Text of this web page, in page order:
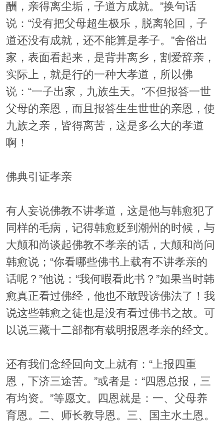
酬，亲得离尘垢，子道方成就。”换句话
说：“没有把父母超生极乐，脱离轮回，子
道还没有成就，还不能算是孝子。”舍俗出
家，表面看起来，是背井离乡，割爱辞亲，
实际上，就是行的一种大孝道，所以佛
说：“一子出家，九族生天。”不但报答一世
父母的亲恩，而且报答生生世世的亲恩，使
九族之亲，皆得离苦，这是多么大的孝道
啊！
佛典引证孝亲
有人妄说佛教不讲孝道，这是他与韩愈犯了
同样的毛病，记得韩愈贬到潮州的时候，与
大颠和尚谈起佛教不孝亲的话，大颠和尚问
韩愈说；“你看哪些佛书上载有不讲孝亲的
话呢？”他说：“我何暇看此书？”如果当时韩
愈真正看过佛经，他也不敢毁谤佛法了！我
说这些韩愈之徒也是没有看过佛书之故。可
以说三藏十二部都有载明报恩孝亲的经文。
还有我们念经回向文上就有：“上报四重
恩，下济三途苦。”或者是：“四恩总报，三
有均资。”等愿文。四恩就是：一、父母养
育恩。二、师长教导恩。三、国主水土恩。